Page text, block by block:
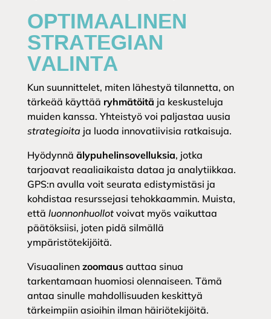
OPTIMAALINEN
STRATEGIAN
VALINTA
Kun suunnittelet, miten lähestyä tilannetta, on
tärkeää käyttää ryhmätöitä ja keskusteluja
muiden kanssa. Yhteistyö voi paljastaa uusia
strategioita ja luoda innovatiivisia ratkaisuja.
Hyödynnä älypuhelinsovelluksia, jotka
tarjoavat reaaliaikaista dataa ja analytiikkaa.
GPS:n avulla voit seurata edistymistäsi ja
kohdistaa resurssejasi tehokkaammin. Muista,
että luonnonhuollotvoivat myös vaikuttaa
päätöksiisi, joten pidä silmällä
ympäristötekijöitä.
Visuaalinen zoomausauttaa sinua
tarkentamaan huomiosi olennaiseen. Tämä
antaa sinulle mahdollisuuden keskittyä
tärkeimpiin asioihin ilman häiriötekijöitä.